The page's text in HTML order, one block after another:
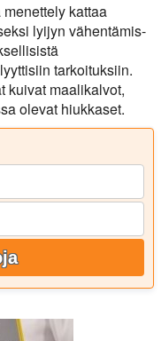
menettely kattaa
lyijyn vähentämis-
tarkoituksiin.
kuivat maalikalvot,
olevat hiukkaset.